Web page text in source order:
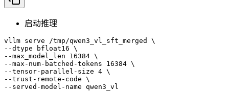
启动推理
vllm serve /tmp/qwen3_vl_sft_merged \
--dtype bfloat16 \
--max_model_len 16384 \
--max-num-batched-tokens 16384 \
--tensor-parallel-size 4 \
--trust-remote-code \
--served-model-name qwen3_vl